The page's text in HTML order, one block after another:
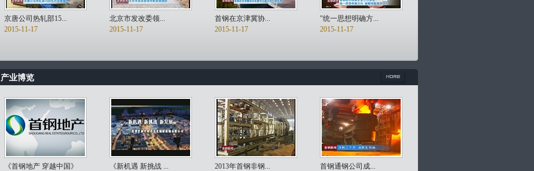
京唐公司热轧部15...
2015-11-17
北京市发改委领...
2015-11-17
首钢在京津冀协...
2015-11-17
"统一思想明确方...
2015-11-17
产业博览
《首钢地产 穿越中国》
《新机遇 新挑战 ...
2013年首钢非钢...
首钢通钢公司成...